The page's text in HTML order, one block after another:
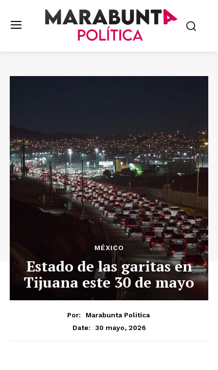
MÉXICO
Estado de las garitas en
Tijuana este 30 de mayo
Por:
Marabunta Politica
Date:
30 mayo, 2026